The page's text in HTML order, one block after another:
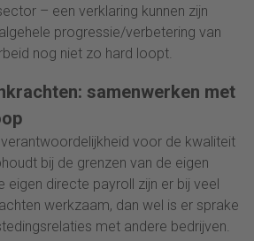
– een verklaring kunnen zijn
progressie/verbetering van
nog niet zo hard loopt.
samenwerken met
voor de kwaliteit
bij de grenzen van de eigen
eigen directe payroll zijn er bij veel
werkzaam, dan wel is er sprake
met andere bedrijven.